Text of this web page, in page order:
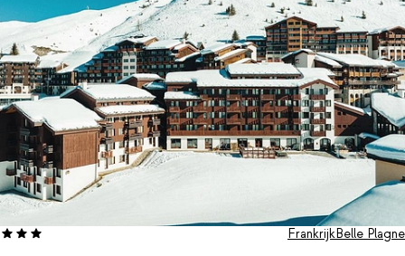
FrankrijkBelle Plagne